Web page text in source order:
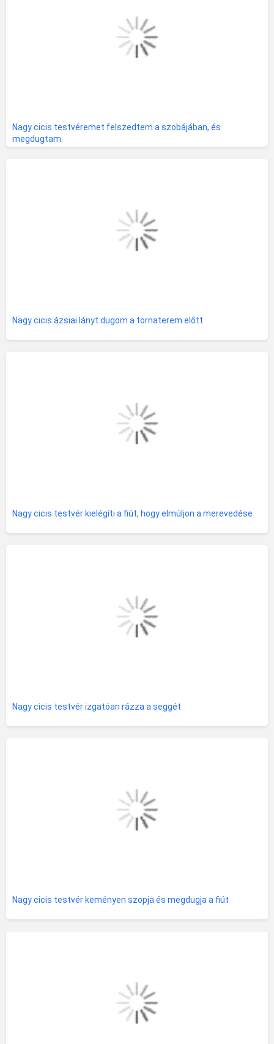
Nagy cicis testvéremet felszedtem a szobájában, és
megdugtam.
Nagy cicis ázsiai lányt dugom a tornaterem előtt
Nagy cicis testvér kielégíti a fiút, hogy elmúljon a merevedése
Nagy cicis testvér izgatóan rázza a seggét
Nagy cicis testvér keményen szopja és megdugja a fiút